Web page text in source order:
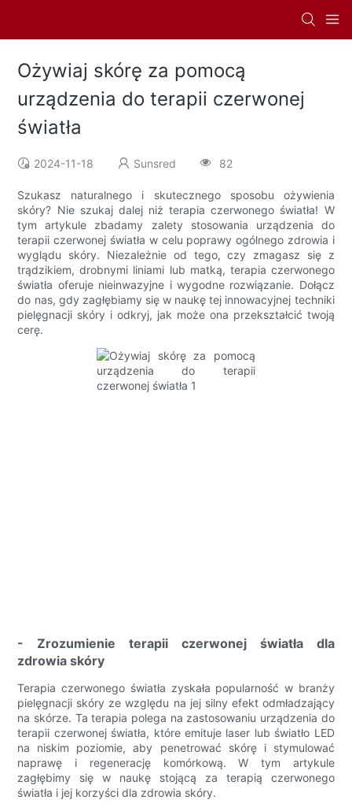
Ożywiaj skórę za pomocą
urządzenia do terapii czerwonej
światła
2024-11-18 Sunsred 82
Szukasz naturalnego i skutecznego sposobu ożywienia
skóry? Nie szukaj dalej niż terapia czerwonego światła! W
tym artykule zbadamy zalety stosowania urządzenia do
terapii czerwonej światła w celu poprawy ogólnego zdrowia i
wyglądu skóry. Niezależnie od tego, czy zmagasz się z
trądzikiem, drobnymi liniami lub matką, terapia czerwonego
światła oferuje nieinwazyjne i wygodne rozwiązanie. Dołącz
do nas, gdy zagłębiamy się w naukę tej innowacyjnej techniki
pielęgnacji skóry i odkryj, jak może ona przekształcić twoją
cerę.
- Zrozumienie terapii czerwonej światła dla
zdrowia skóry
Terapia czerwonego światła zyskała popularność w branży
pielęgnacji skóry ze względu na jej silny efekt odmładzający
na skórze. Ta terapia polega na zastosowaniu urządzenia do
terapii czerwonej światła, które emituje laser lub światło LED
na niskim poziomie, aby penetrować skórę i stymulować
naprawę i regenerację komórkową. W tym artykule
zagłębimy się w naukę stojącą za terapią czerwonego
światła i jej korzyści dla zdrowia skóry.